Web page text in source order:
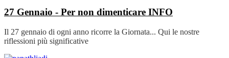
27 Gennaio - Per non dimenticare INFO
Il 27 gennaio di ogni anno ricorre la Giornata... Qui le nostre
riflessioni più significative